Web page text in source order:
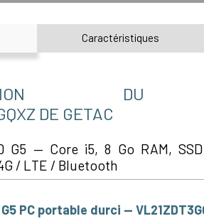
Caractéristiques
DU
DE GETAC
G5 — Core i5, 8 Go RAM,
/ LTE / Bluetooth
G5 PC portable durci —